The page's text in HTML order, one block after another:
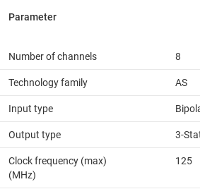
Number of channels 8
Technology family AS
Input type
Output type 3-
Clock frequency (max)
(MHz)
125